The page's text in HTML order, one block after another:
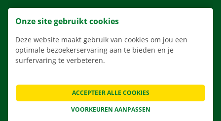
LOCATIES
APP
VERHUISOPLOSSINGEN
CONTACTEER ONS
VEELGESTELDE VRAGEN
Onze site gebruikt cookies
Deze website maakt gebruik van cookies om jou een
optimale bezoekerservaring aan te bieden en je
surfervaring te verbeteren.
VOORKEUREN AANPASSEN
ACCEPTEER ALLE COOKIES